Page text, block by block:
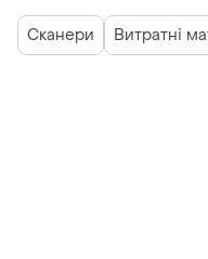
Сканери Витратні